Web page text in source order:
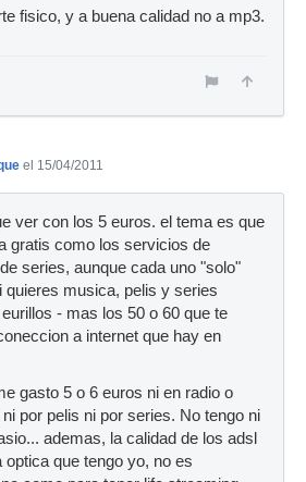
fisico, y a buena calidad no a mp3.
el 15/04/2011
ver con los 5 euros. el tema es que
gratis como los servicios de
series, aunque cada uno "solo"
quieres musica, pelis y series
- mas los 50 o 60 que te
a internet que hay en
gasto 5 o 6 euros ni en radio o
por pelis ni por series. No tengo ni
ademas, la calidad de los adsl
optica que tengo yo, no es